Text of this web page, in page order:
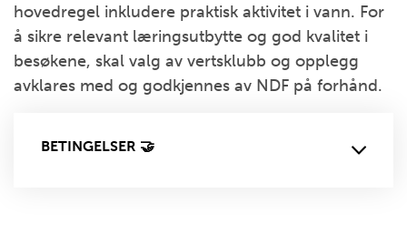
hovedregel inkludere praktisk aktivitet i vann. For
å sikre relevant læringsutbytte og god kvalitet i
besøkene, skal valg av vertsklubb og opplegg
avklares med og godkjennes av NDF på forhånd.
BETINGELSER 🤝